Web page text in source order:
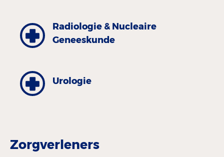
Radiologie & Nucleaire
Geneeskunde
Urologie
Zorgverleners